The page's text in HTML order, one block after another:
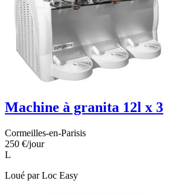
Machine à granita 12l x 3
Cormeilles-en-Parisis
250 €/jour
L
Loué parLoc Easy